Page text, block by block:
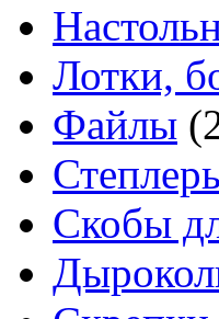
Лотки,
Файлы
Скобы